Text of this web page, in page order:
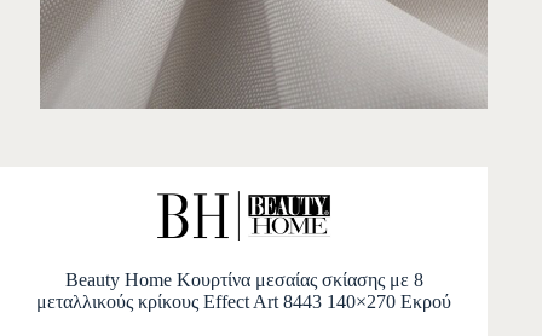
Beauty Home Κουρτίνα μεσαίας σκίασης με 8
μεταλλικούς κρίκους Effect Art 8443 140×270 Εκρού